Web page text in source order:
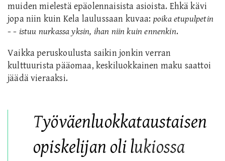
muiden mielestä epäolennaisista asioista. Ehkä kävi
jopa niin kuin Kela laulussaan kuvaa: poika etupulpetin
− − istuu nurkassa yksin, ihan niin kuin ennenkin.
Vaikka peruskoulusta saikin jonkin verran
kulttuurista pääomaa, keskiluokkainen maku saattoi
jäädä vieraaksi.
Työväenluokkataustaisen
opiskelijan oli lukiossa